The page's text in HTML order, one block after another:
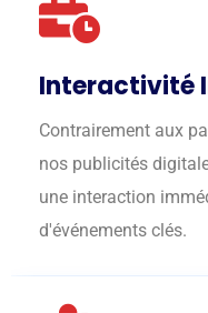
Interactivité
Contrairement aux
nos publicités
une interaction
d'événements clés.